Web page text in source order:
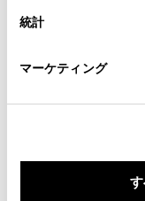
設定の変更、同意を
「Cookie（クッキー
統計
マーケティング